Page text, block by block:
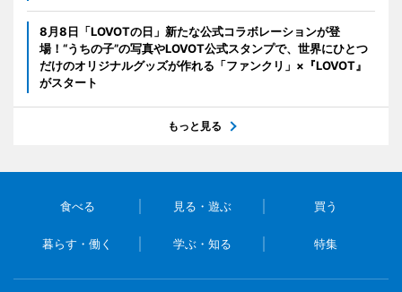
8月8日「LOVOTの日」新たな公式コラボレーションが登
場！“うちの子”の写真やLOVOT公式スタンプで、世界にひとつ
だけのオリジナルグッズが作れる「ファンクリ」×『LOVOT』
がスタート
もっと見る
食べる 見る・遊ぶ 買う
暮らす・働く 学ぶ・知る 特集